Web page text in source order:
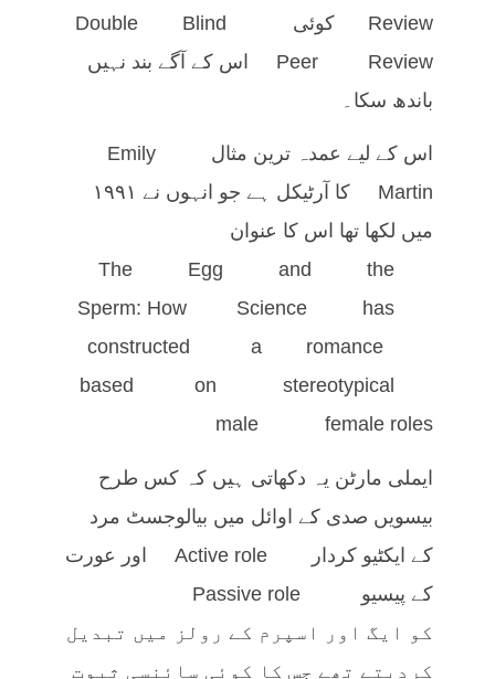
Review کوئی Double Blind
Peer Review اس کے آگے بند نہیں
باندھ سکا۔
اس کے لیے عمدہ ترین مثال Emily
Martin کا آرٹیکل ہے جو انہوں نے ۱۹۹۱
میں لکھا تھا اس کا عنوان
The Egg and the
Sperm: How Science has
constructed a romance
based on stereotypical
male female roles
ایملی مارٹن یہ دکھاتی ہیں کہ کس طرح
بیسویں صدی کے اوائل میں بیالوجسٹ مرد
کے ایکٹیو کردار Active role اور عورت
کے پیسیو Passive role
کو ایگ اور اسپرم کے رولز میں تبدیل
کردیتے تھے جس کا کوئی سائنسی ثبوت